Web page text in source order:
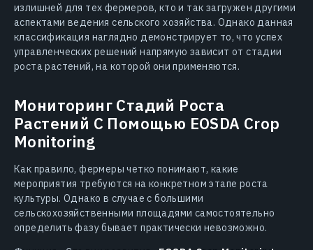
излишней для тех фермеров, кто и так загружен другими
аспектами ведения сельского хозяйства. Однако данная
классификация наглядно демонстрирует то, что успех
управленческих решений напрямую зависит от стадии
роста растений, на которой они применяются.
Мониторинг Стадий Роста
Растений С Помощью EOSDA Crop
Monitoring
Как правило, фермеры четко понимают, какие
мероприятия требуются на конкретном этапе роста
культуры. Однако в случае с большими
сельскохозяйственными площадями самостоятельно
определить фазу бывает практически невозможно.